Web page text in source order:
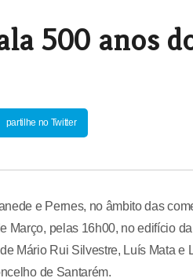
500 anos
partilhe no Twitter
e Pernes, no âmbito das
Março, pelas 16h00, no edifício
Mário Rui Silvestre, Luís Mata
de Santarém.